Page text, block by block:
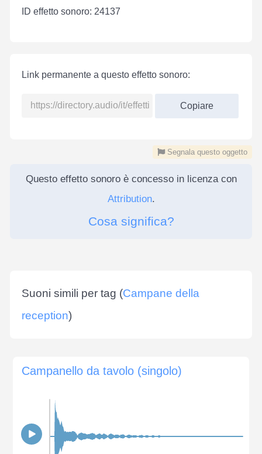
ID effetto sonoro: 24137
Link permanente a questo effetto sonoro:
Copiare
Segnala questo oggetto
Questo effetto sonoro è concesso in licenza con
Attribution.
Cosa significa?
Suoni simili per tag (Campane della
reception)
Campanello da tavolo (singolo)